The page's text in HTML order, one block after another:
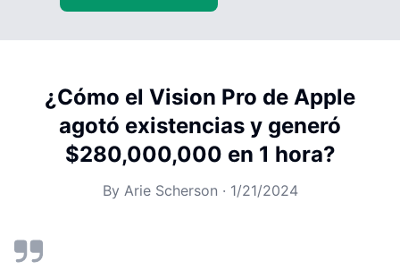
¿Cómo el Vision Pro de Apple
agotó existencias y generó
$280,000,000 en 1 hora?
By Arie Scherson · 1/21/2024